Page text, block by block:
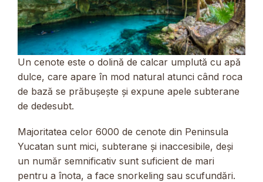
Un cenote este o dolină de calcar umplută cu apă
dulce, care apare în mod natural atunci când roca
de bază se prăbușește și expune apele subterane
de dedesubt.
Majoritatea celor 6000 de cenote din Peninsula
Yucatan sunt mici, subterane și inaccesibile, deși
un număr semnificativ sunt suficient de mari
pentru a înota, a face snorkeling sau scufundări.